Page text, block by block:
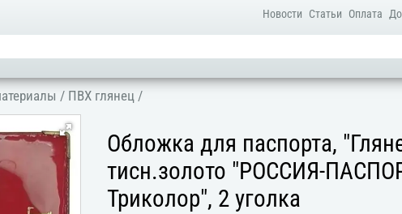
Новости Статьи Оплата
/ ПВХ глянец /
Обложка для паспорта,
тисн.золото "РОССИЯ-
Триколор", 2 уголка